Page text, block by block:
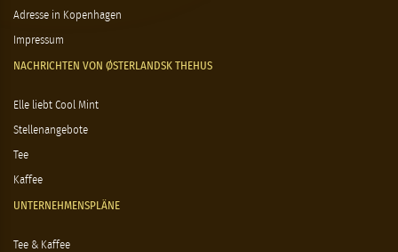
Adresse in Kopenhagen
Impressum
NACHRICHTEN VON ØSTERLANDSK THEHUS
Elle liebt Cool Mint
Stellenangebote
Tee
Kaffee
UNTERNEHMENSPLÄNE
Tee & Kaffee